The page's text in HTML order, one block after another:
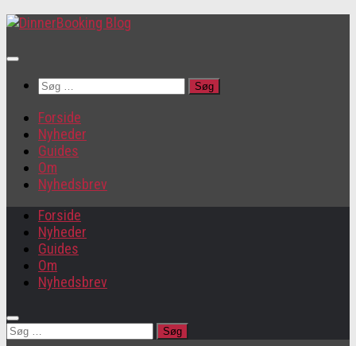
Søg
Forside
Nyheder
Guides
Om
Nyhedsbrev
Forside
Nyheder
Guides
Om
Nyhedsbrev
Søg